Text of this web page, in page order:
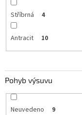
Stříbrná 4
Antracit 10
Pohyb výsuvu
Neuvedeno 9